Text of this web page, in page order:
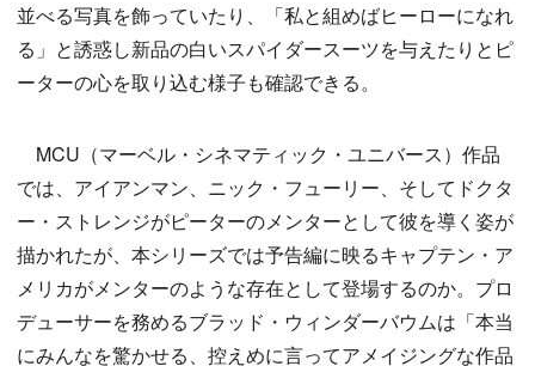
並べる写真を飾っていたり、「私と組めばヒーローになれ
る」と誘惑し新品の白いスパイダースーツを与えたりとピ
ーターの心を取り込む様子も確認できる。
MCU（マーベル・シネマティック・ユニバース）作品
では、アイアンマン、ニック・フューリー、そしてドクタ
ー・ストレンジがピーターのメンターとして彼を導く姿が
描かれたが、本シリーズでは予告編に映るキャプテン・ア
メリカがメンターのような存在として登場するのか。プロ
デューサーを務めるブラッド・ウィンダーバウムは「本当
にみんなを驚かせる、控えめに言ってアメイジングな作品